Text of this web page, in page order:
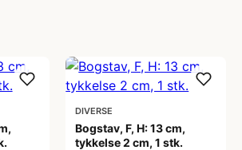
DIVERSE
Bogstav, F, H: 13 cm,
tykkelse 2 cm, 1 stk.